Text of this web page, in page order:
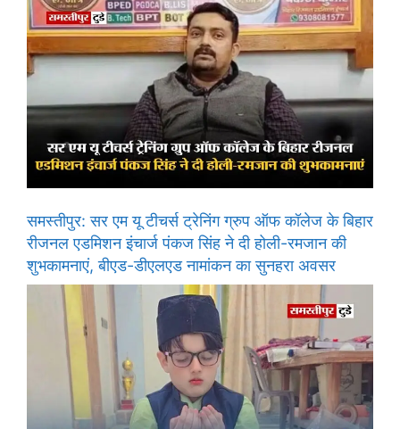
समस्तीपुर: सर एम यू टीचर्स ट्रेनिंग ग्रुप ऑफ कॉलेज के बिहार
रीजनल एडमिशन इंचार्ज पंकज सिंह ने दी होली-रमजान की
शुभकामनाएं, बीएड-डीएलएड नामांकन का सुनहरा अवसर